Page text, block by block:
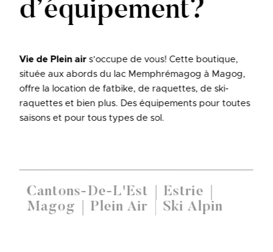
d’équipement?
Vie de Plein airs’occupe de vous! Cette boutique,
située aux abords du lac Memphrémagog à Magog,
offre la location de fatbike, de raquettes, de ski-
raquettes et bien plus. Des équipements pour toutes
saisons et pour tous types de sol.
Cantons-De-L'Est Estrie
Magog Plein Air Ski Alpin